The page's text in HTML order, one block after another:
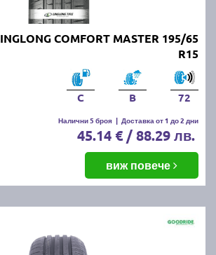
COMFORT MASTER 195/65
R15
C B 72
Налични 5 броя | Доставка от 1 до 2 дни
45.14 € / 88.29 лв.
виж повече